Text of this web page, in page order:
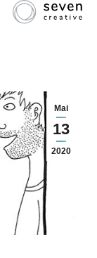
Mai
13
2020